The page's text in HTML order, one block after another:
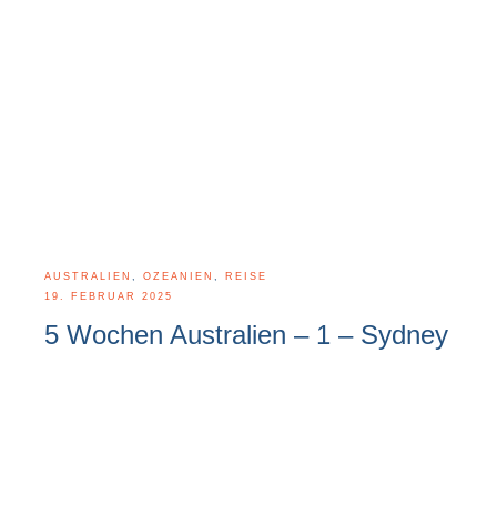
AUSTRALIEN , OZEANIEN , REISE
19. FEBRUAR 2025
5 Wochen Australien – 1 – Sydney